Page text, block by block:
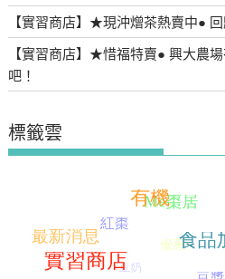
【實習商店】★現沖熷茶熱賣中●
【實習商店】★惜福特賣● 興大農
吧！
標籤雲